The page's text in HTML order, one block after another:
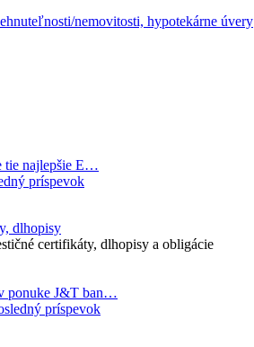
nemovitosti, hypotekárne úvery
tie najlepšie E…
príspevok
dlhopisy
certifikáty, dlhopisy a obligácie
ponuke J&T ban…
príspevok